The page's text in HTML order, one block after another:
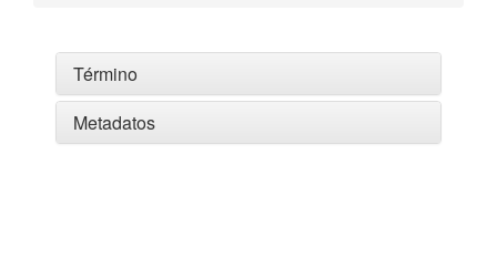
Término
Metadatos